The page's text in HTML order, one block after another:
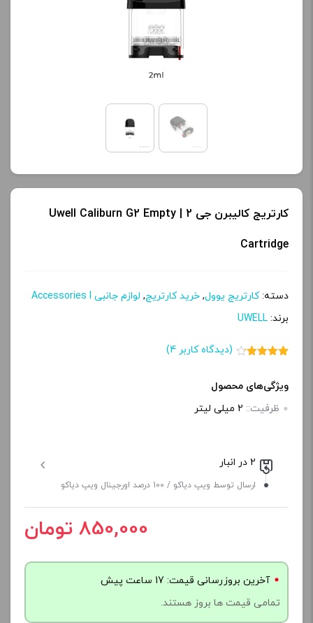
کارتریج کالیبرن جی 2 | Uwell Caliburn G2 Empty
Cartridge
دسته:کارتریج یوول, خرید کارتریج, لوازم جانبی Accessories l
برند: UWELL
مشتری
(دیدگاه کاربر 4
)
ویژگی‌های محصول
ظرفیت:: 2 میلی لیتر
2 در انبار
ارسال توسط ویپ دیاکو / 100 درصد اورجینال ویپ دیاکو
850,000 تومان
آخرین بروزرسانی قیمت: 17 ساعت پیش
تمامی قیمت ها بروز هستند.